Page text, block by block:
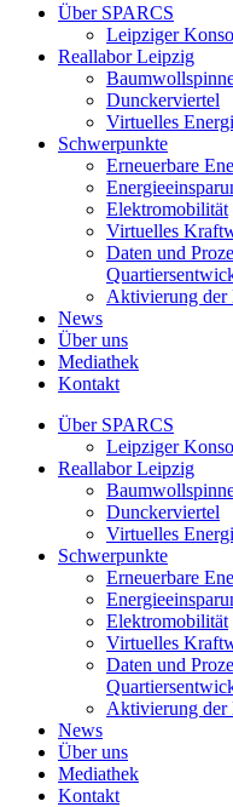
Über SPARCS
Leipziger
Reallabor Leipzig
Dunckerviertel
Virtuelles
Schwerpunkte
Erneuerbare
Elektromobilität
Virtuelles
Daten und
Aktivierung der
News
Über uns
Mediathek
Kontakt
Über SPARCS
Leipziger
Reallabor Leipzig
Dunckerviertel
Virtuelles
Schwerpunkte
Erneuerbare
Elektromobilität
Virtuelles
Daten und
Aktivierung der
News
Über uns
Mediathek
Kontakt